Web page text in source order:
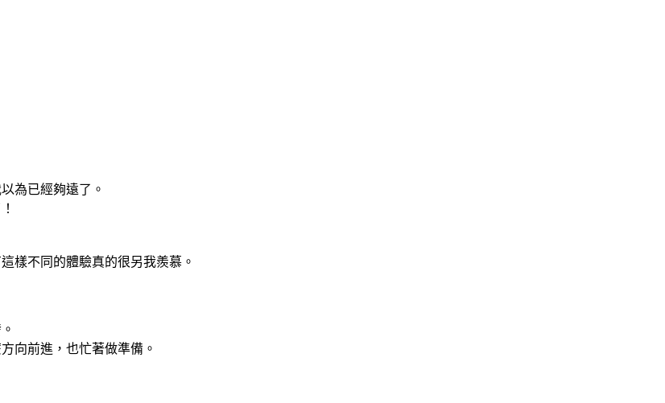
為已經夠遠了。
樣不同的體驗真的很另我羨慕。
向前進，也忙著做準備。